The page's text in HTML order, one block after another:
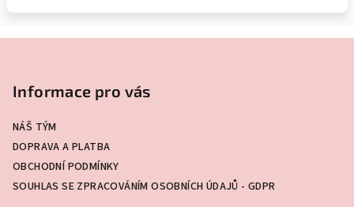
Informace pro vás
NÁŠ TÝM
DOPRAVA A PLATBA
OBCHODNÍ PODMÍNKY
SOUHLAS SE ZPRACOVÁNÍM OSOBNÍCH ÚDAJŮ - GDPR